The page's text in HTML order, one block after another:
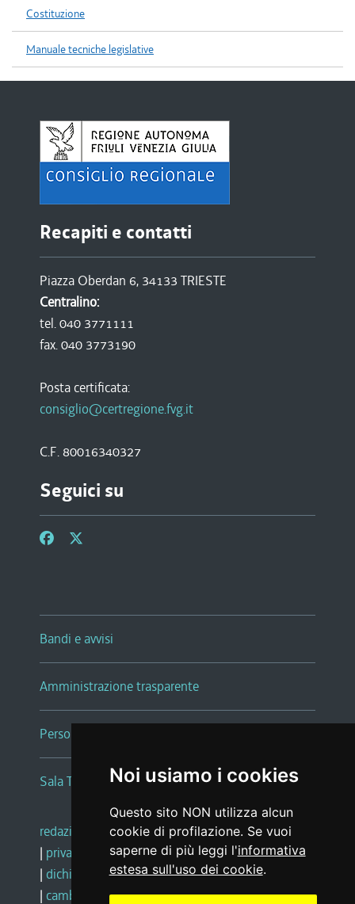
Noi usiamo i cookies
Questo sito NON utilizza alcun
cookie di profilazione. Se vuoi
saperne di più leggi l'informativa
estesa sull'uso dei cookie.
Costituzione
Manuale tecniche legislative
Recapiti e contatti
Piazza Oberdan 6, 34133 TRIESTE
Centralino:
tel. 040 3771111
fax. 040 3773190
Posta certificata:
consiglio@certregione.fvg.it
C.F. 80016340327
Seguici su
Bandi e avvisi
Amministrazione trasparente
Persone e Uffici
Sala Tiziano Tessitori
redazione web |note legali |glossario
| privacy
social media policy
| dichiarazione di accessibilità |feedback
| cambio preferenze cookie